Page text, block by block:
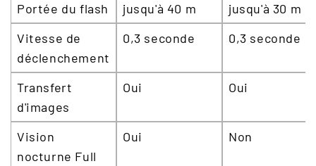
Portée du flash
jusqu'à 40 m
jusqu'à 30 m
Vitesse de
déclenchement
0,3 seconde 0,3 seconde
Transfert
d'images
Oui Oui
Vision
nocturne Full
Oui Non